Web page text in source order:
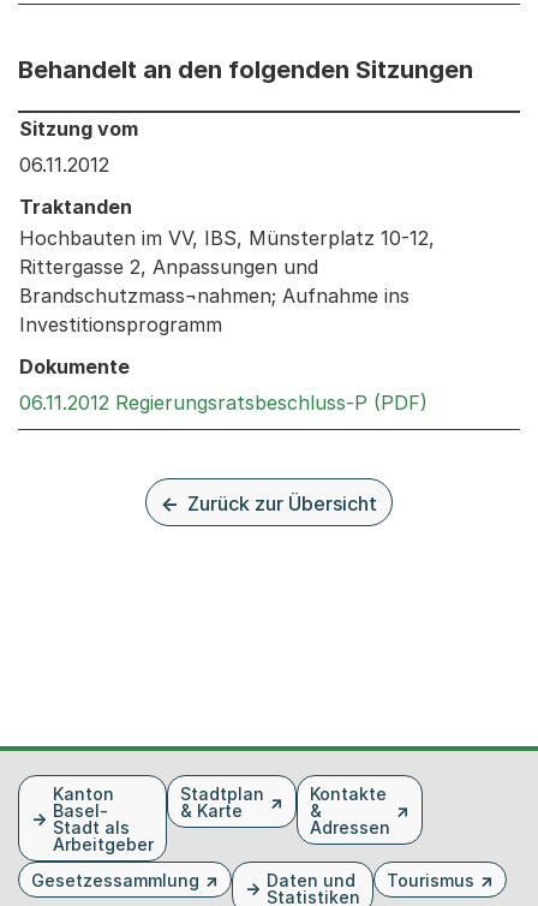
Behandelt an den folgenden Sitzungen
Behandelt an den folgenden Sitzungen: Informationen
Sitzung vom
06.11.2012
Traktanden
Hochbauten im VV, IBS, Münsterplatz 10-12,
Rittergasse 2, Anpassungen und
Brandschutzmass¬nahmen; Aufnahme ins
Investitionsprogramm
Dokumente
06.11.2012 Regierungsratsbeschluss-P (PDF)
Zurück zur Übersicht
FusszeileKanton
Basel-
Stadt als
Arbeitgeber
Stadtplan
& Karte
Kontakte
&
Adressen
Gesetzessammlung
Daten und
Statistiken
Tourismus